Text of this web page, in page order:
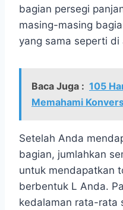
bagian persegi
masing-masing
yang sama seperti di
Baca Juga : 105
Memahami
Setelah Anda
bagian, jumlahkan
untuk mendapatkan
berbentuk L Anda.
kedalaman rata-rata